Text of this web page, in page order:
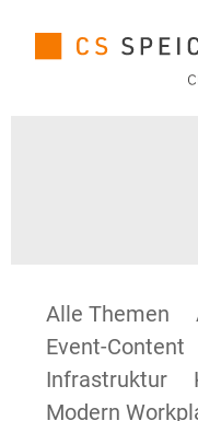
Alle Themen
Event-Content
Infrastruktur
Modern